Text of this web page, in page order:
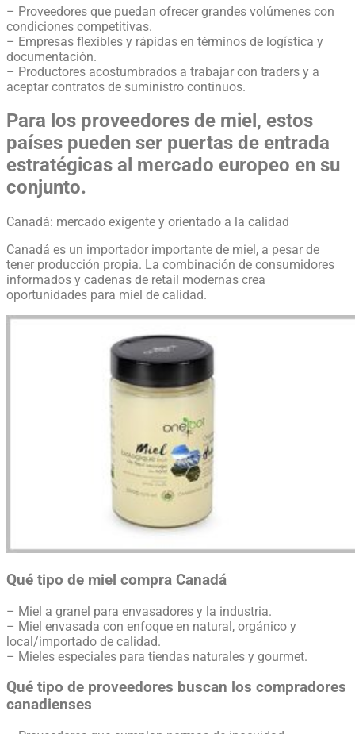
– Proveedores que puedan ofrecer grandes volúmenes con
condiciones competitivas.
– Empresas flexibles y rápidas en términos de logística y
documentación.
– Productores acostumbrados a trabajar con traders y a
aceptar contratos de suministro continuos.
Para los proveedores de miel, estos
países pueden ser puertas de entrada
estratégicas al mercado europeo en su
conjunto.
Canadá: mercado exigente y orientado a la calidad
Canadá es un importador importante de miel, a pesar de
tener producción propia. La combinación de consumidores
informados y cadenas de retail modernas crea
oportunidades para miel de calidad.
Qué tipo de miel compra Canadá
– Miel a granel para envasadores y la industria.
– Miel envasada con enfoque en natural, orgánico y
local/importado de calidad.
– Mieles especiales para tiendas naturales y gourmet.
Qué tipo de proveedores buscan los compradores
canadienses